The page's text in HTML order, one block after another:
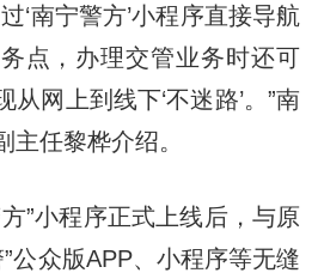
南宁警方’小程序直接导航
点，办理交管业务时还可
网上到线下‘不迷路’。”南
任黎桦介绍。
小程序正式上线后，与原
公众版APP、小程序等无缝